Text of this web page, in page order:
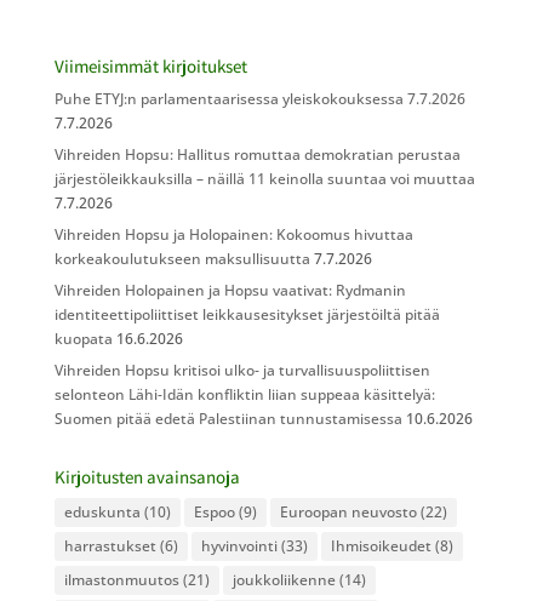
Viimeisimmät kirjoitukset
Puhe ETYJ:n parlamentaarisessa yleiskokouksessa 7.7.2026
7.7.2026
Vihreiden Hopsu: Hallitus romuttaa demokratian perustaa
järjestöleikkauksilla – näillä 11 keinolla suuntaa voi muuttaa
7.7.2026
Vihreiden Hopsu ja Holopainen: Kokoomus hivuttaa
korkeakoulutukseen maksullisuutta 7.7.2026
Vihreiden Holopainen ja Hopsu vaativat: Rydmanin
identiteettipoliittiset leikkausesitykset järjestöiltä pitää
kuopata 16.6.2026
Vihreiden Hopsu kritisoi ulko- ja turvallisuuspoliittisen
selonteon Lähi-Idän konfliktin liian suppeaa käsittelyä:
Suomen pitää edetä Palestiinan tunnustamisessa 10.6.2026
Kirjoitusten avainsanoja
eduskunta (10) Espoo(9) Euroopan neuvosto(22)
harrastukset (6) hyvinvointi(33) Ihmisoikeudet (8)
ilmastonmuutos(21) joukkoliikenne(14)